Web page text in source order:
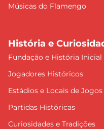
Músicas do Flamengo
História e
Fundação e História Inicial
Jogadores Históricos
Estádios e Locais de Jogos
Partidas Históricas
Curiosidades e Tradições